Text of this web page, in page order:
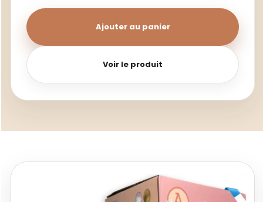
Ajouter au panier
Voir le produit